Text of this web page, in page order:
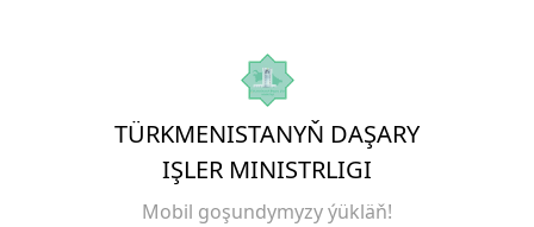
TÜRKMENISTANYŇ DAŞARY
IŞLER MINISTRLIGI
Mobil goşundymyzy ýükläň!